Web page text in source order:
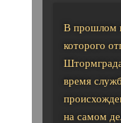
В прошлом
которого
время
на самом